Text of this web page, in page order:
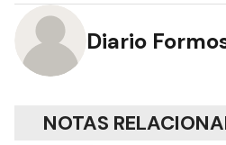
Diario
NOTAS